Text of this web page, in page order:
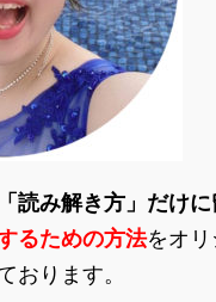
読み解き方」だけ
るための方法をオリ
おります。